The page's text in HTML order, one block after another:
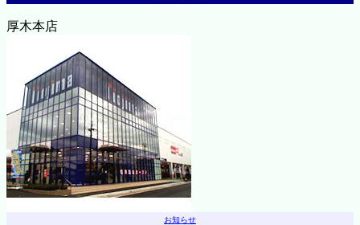
厚木本店
お知らせ